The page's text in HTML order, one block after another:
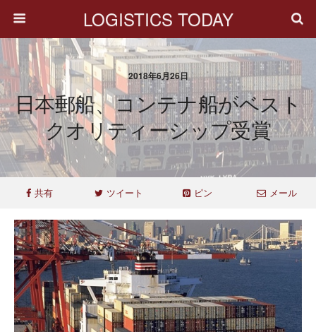
LOGISTICS TODAY
2018年6月26日
日本郵船、コンテナ船がベスト
クオリティーシップ受賞
共有 ツイート ピン メール